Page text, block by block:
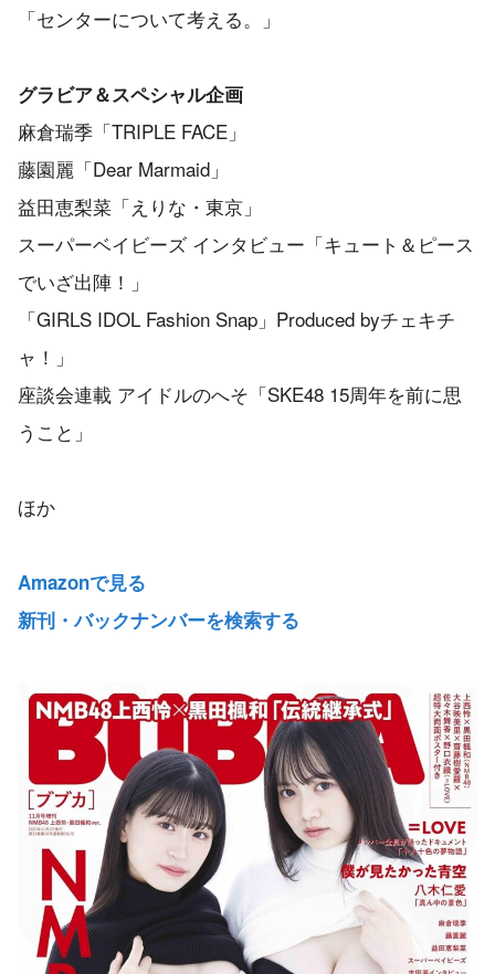
「センターについて考える。」
グラビア＆スペシャル企画
麻倉瑞季「TRIPLE FACE」
藤園麗「Dear Marmaid」
益田恵梨菜「えりな・東京」
スーパーベイビーズ インタビュー「キュート＆ピース
でいざ出陣！」
「GIRLS IDOL Fashion Snap」Produced byチェキチ
ャ！」
座談会連載 アイドルのへそ「SKE48 15周年を前に思
うこと」
ほか
Amazonで見る
新刊・バックナンバーを検索する